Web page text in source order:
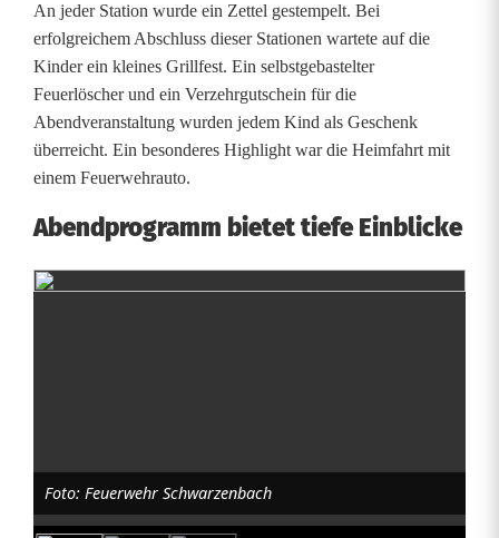
u
e
r
w
e
h
r
o
n
An jeder Station wurde ein Zettel gestempelt. Bei
erfolgreichem Abschluss dieser Stationen wartete auf die
Kinder ein kleines Grillfest. Ein selbstgebastelter
Feuerlöscher und ein Verzehrgutschein für die
Abendveranstaltung wurden jedem Kind als Geschenk
überreicht. Ein besonderes Highlight war die Heimfahrt mit
einem Feuerwehrauto.
Abendprogramm bietet tiefe Einblicke
Foto: Feuerwehr Schwarzenbach